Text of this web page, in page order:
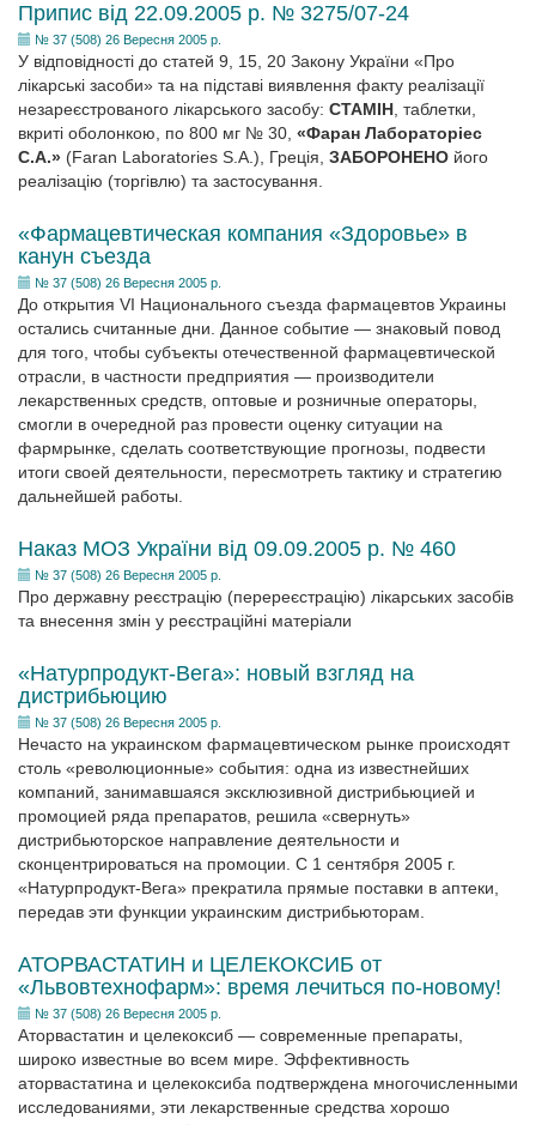
Припис від 22.09.2005 р. № 3275/07-24
№ 37 (508) 26 Вересня 2005 р.
У відповідності до статей 9, 15, 20 Закону України «Про
лікарські засоби» та на підставі виявлення факту реалізації
незареєстрованого лікарського засобу: СТАМІН , таблетки,
вкриті оболонкою, по 800 мг № 30, «Фаран Лабораторіес
С.А.» (Faran Laboratories S.A.), Греція, ЗАБОРОНЕНО його
реалізацію (торгівлю) та застосування.
«Фармацевтическая компания «Здоровье» в
канун съезда
№ 37 (508) 26 Вересня 2005 р.
До открытия VI Национального съезда фармацевтов Украины
остались считанные дни. Данное событие — знаковый повод
для того, чтобы субъекты отечественной фармацевтической
отрасли, в частности предприятия — производители
лекарственных средств, оптовые и розничные операторы,
смогли в очередной раз провести оценку ситуации на
фармрынке, сделать соответствующие прогнозы, подвести
итоги своей деятельности, пересмотреть тактику и стратегию
дальнейшей работы.
Наказ МОЗ України від 09.09.2005 р. № 460
№ 37 (508) 26 Вересня 2005 р.
Про державну реєстрацію (перереєстрацію) лікарських засобів
та внесення змін у реєстраційні матеріали
«Натурпродукт-Вега»: новый взгляд на
дистрибьюцию
№ 37 (508) 26 Вересня 2005 р.
Нечасто на украинском фармацевтическом рынке происходят
столь «революционные» события: одна из известнейших
компаний, занимавшаяся эксклюзивной дистрибьюцией и
промоцией ряда препаратов, решила «свернуть»
дистрибьюторское направление деятельности и
сконцентрироваться на промоции. С 1 сентября 2005 г.
«Натурпродукт-Вега» прекратила прямые поставки в аптеки,
передав эти функции украинским дистрибьюторам.
АТОРВАСТАТИН и ЦЕЛЕКОКСИБ от
«Львовтехнофарм»: время лечиться по-новому!
№ 37 (508) 26 Вересня 2005 р.
Аторвастатин и целекоксиб — современные препараты,
широко известные во всем мире. Эффективность
аторвастатина и целекоксиба подтверждена многочисленными
исследованиями, эти лекарственные средства хорошо